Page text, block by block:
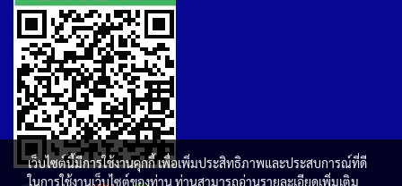
เว็บไซต์นี้มีการใช้งานคุกกี้ เพื่อเพิ่มประสิทธิภาพและประสบการณ์ที่ดี
ในการใช้งานเว็บไซต์ของท่าน ท่านสามารถอ่านรายละเอียดเพิ่มเติม